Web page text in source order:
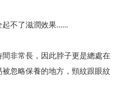
不了滋潤效果......
非常長，因此脖子更是總處在
忽略保養的地方，頸紋跟眼紋